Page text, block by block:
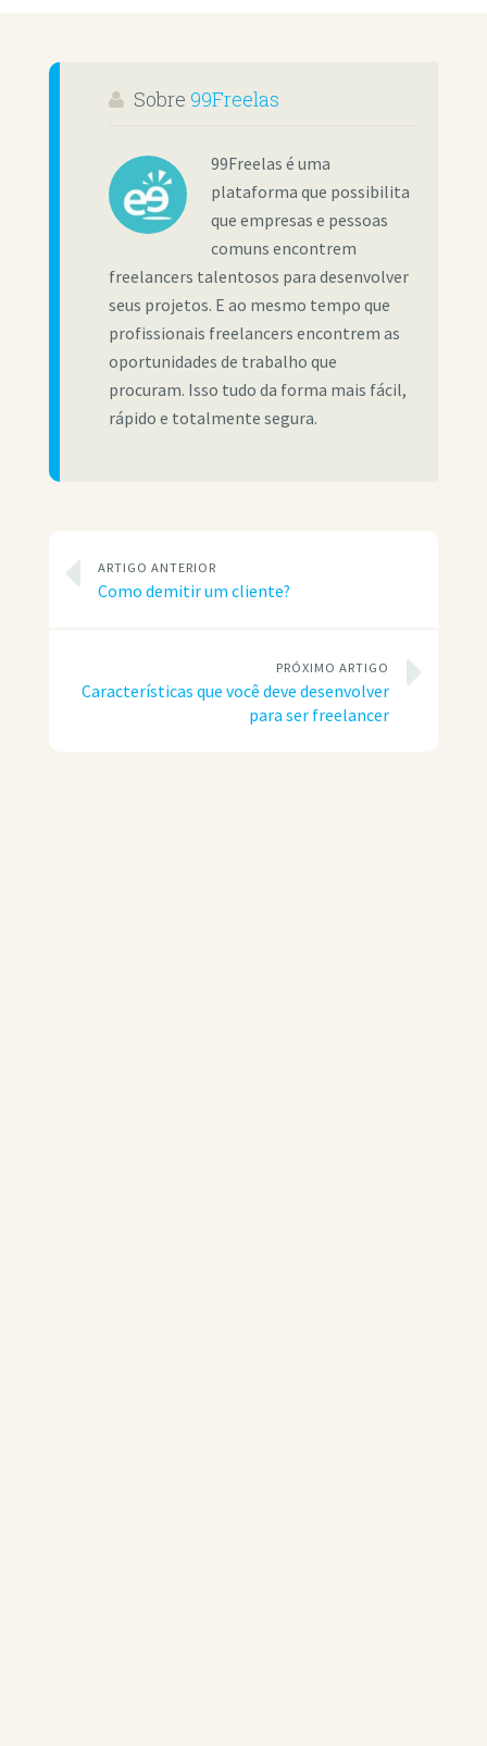
Sobre 99Freelas
99Freelas é uma
plataforma que possibilita
que empresas e pessoas
comuns encontrem
freelancers talentosos para desenvolver
seus projetos. E ao mesmo tempo que
profissionais freelancers encontrem as
oportunidades de trabalho que
procuram. Isso tudo da forma mais fácil,
rápido e totalmente segura.
ARTIGO ANTERIOR
Como demitir um cliente?
PRÓXIMO ARTIGO
Características que você deve desenvolver
para ser freelancer